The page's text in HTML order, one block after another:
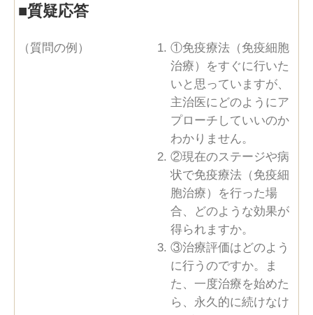
■質疑応答
（質問の例）
①免疫療法（免疫細胞
治療）をすぐに行いた
いと思っていますが、
主治医にどのようにア
プローチしていいのか
わかりません。
②現在のステージや病
状で免疫療法（免疫細
胞治療）を行った場
合、どのような効果が
得られますか。
③治療評価はどのよう
に行うのですか。ま
た、一度治療を始めた
ら、永久的に続けなけ